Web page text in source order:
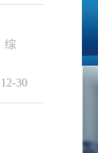
综
30